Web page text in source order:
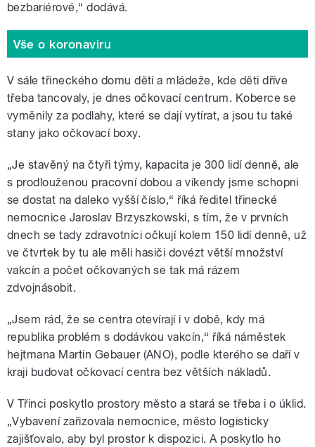
bezbariérové,“ dodává.
Vše o koronaviru
V sále třineckého domu dětí a mládeže, kde děti dříve
třeba tancovaly, je dnes očkovací centrum. Koberce se
vyměnily za podlahy, které se dají vytírat, a jsou tu také
stany jako očkovací boxy.
„Je stavěný na čtyři týmy, kapacita je 300 lidí denně, ale
s prodlouženou pracovní dobou a víkendy jsme schopni
se dostat na daleko vyšší číslo,“ říká ředitel třinecké
nemocnice Jaroslav Brzyszkowski, s tím, že v prvních
dnech se tady zdravotníci očkují kolem 150 lidí denně, už
ve čtvrtek by tu ale měli hasiči dovézt větší množství
vakcín a počet očkovaných se tak má rázem
zdvojnásobit.
„Jsem rád, že se centra otevírají i v době, kdy má
republika problém s dodávkou vakcín,“ říká náměstek
hejtmana Martin Gebauer (ANO), podle kterého se daří v
kraji budovat očkovací centra bez větších nákladů.
V Třinci poskytlo prostory město a stará se třeba i o úklid.
„Vybavení zařizovala nemocnice, město logisticky
zajišťovalo, aby byl prostor k dispozici. A poskytlo ho